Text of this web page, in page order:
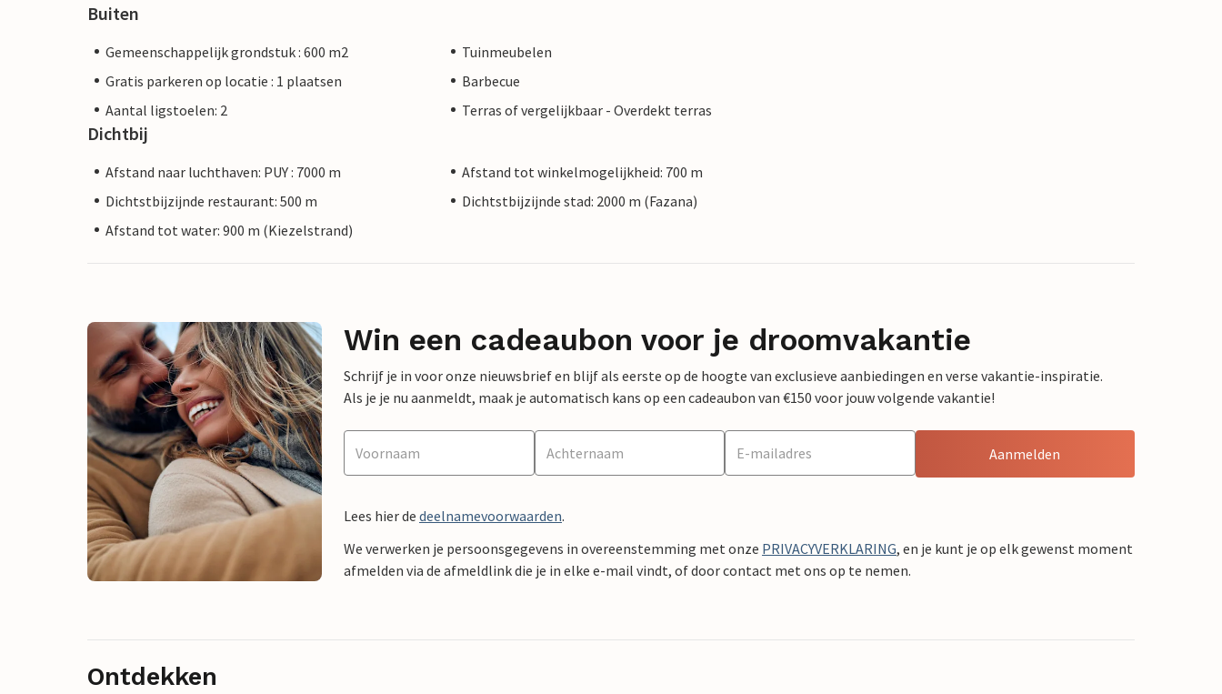
Buiten
Gemeenschappelijk grondstuk : 600 m2
Tuinmeubelen
Gratis parkeren op locatie : 1 plaatsen
Barbecue
Aantal ligstoelen: 2
Terras of vergelijkbaar - Overdekt terras
Dichtbij
Afstand naar luchthaven: PUY : 7000 m
Afstand tot winkelmogelijkheid: 700 m
Dichtstbijzijnde restaurant: 500 m
Dichtstbijzijnde stad: 2000 m (Fazana)
Afstand tot water: 900 m (Kiezelstrand)
Win een cadeaubon voor je droomvakantie
Schrijf je in voor onze nieuwsbrief en blijf als eerste op de hoogte van exclusieve aanbiedingen en verse vakantie-inspiratie.
Als je je nu aanmeldt, maak je automatisch kans op een cadeaubon van €150 voor jouw volgende vakantie!
Aanmelden
Lees hier de deelnamevoorwaarden.
We verwerken je persoonsgegevens in overeenstemming met onze PRIVACYVERKLARING, en je kunt je op elk gewenst moment
afmelden via de afmeldlink die je in elke e-mail vindt, of door contact met ons op te nemen.
Ontdekken